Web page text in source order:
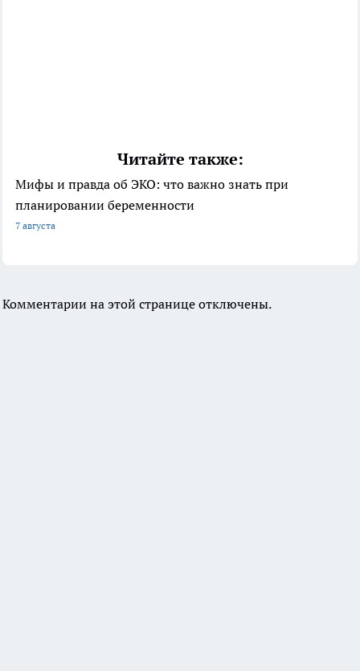
Читайте также:
Мифы и правда об ЭКО: что важно знать при
планировании беременности
7 августа
Комментарии на этой странице отключены.